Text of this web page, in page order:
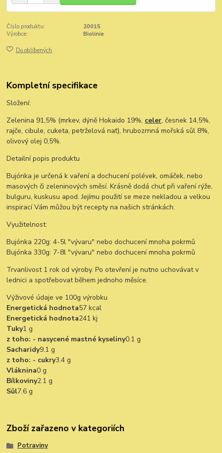
Číslo produktu:
20015
Výrobce:
Biolinie
Do oblíbených
Kompletní specifikace
Složení:
Zelenina 91,5% (mrkev, dýně Hokaido 19%, celer, česnek 14,5%,
rajče, cibule, cuketa, petrželová nať), hrubozrnná mořská sůl 8%,
olivový olej 0,5%.
Detailní popis produktu
Bujónka je určená k vaření a dochucení polévek, omáček, nebo
masových či zeleninových směsí. Krásně dodá chuť při vaření rýže,
bulguru, kuskusu apod. Jejímu použití se meze nekladou a velkou
inspirací Vám můžou být recepty na našich stránkách.
Využitelnost:
Bujónka 220g: 4-5l "vývaru" nebo dochucení mnoha pokrmů
Bujónka 330g: 7-8l "vývaru" nebo dochucení mnoha pokrmů
Trvanlivost 1 rok od výroby. Po otevření je nutno uchovávat v
lednici a spotřebovat během jednoho měsíce.
Výživové údaje ve 100g výrobku
Energetická hodnota57 kcal
Energetická hodnota241 kj
Tuky1 g
z toho: - nasycené mastné kyseliny0.1 g
Sacharidy9.1 g
z toho: - cukry3.4 g
Vláknina0 g
Bílkoviny2.1 g
Sůl7.6 g
Zboží zařazeno v kategoriích
Potraviny